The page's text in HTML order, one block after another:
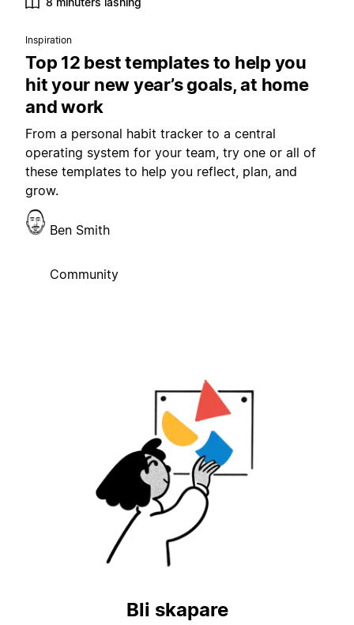
Inspiration
Top 12 best templates to help you
hit your new year’s goals, at home
and work
From a personal habit tracker to a central
operating system for your team, try one or all of
these templates to help you reflect, plan, and
grow.
Ben Smith
Community
Bli skapare